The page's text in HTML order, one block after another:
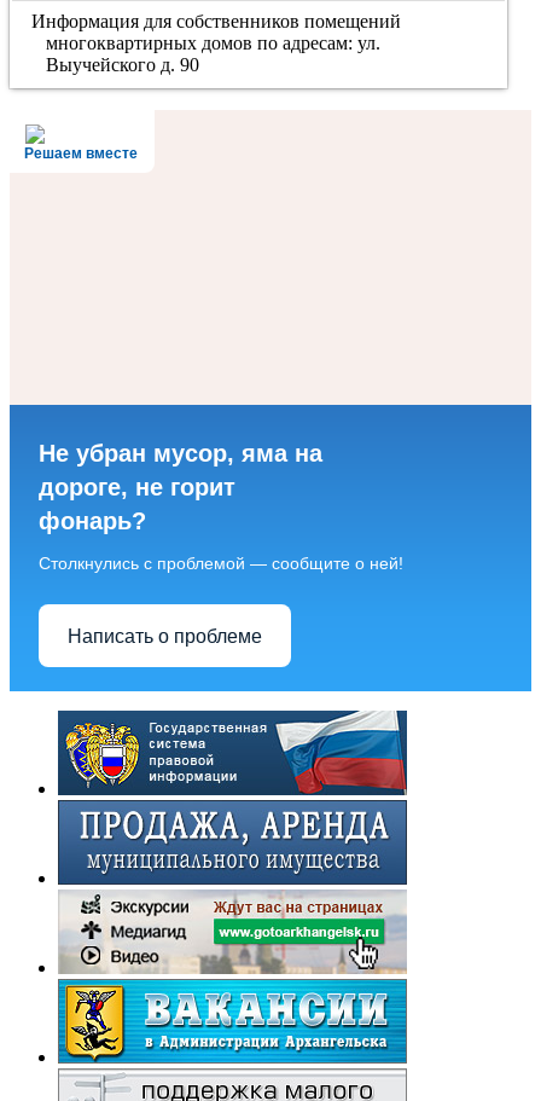
Информация для собственников помещений
многоквартирных домов по адресам: ул.
Выучейского д. 90
Решаем вместе
Не убран мусор, яма на
дороге, не горит
фонарь?
Столкнулись с проблемой — сообщите о ней!
Написать о проблеме